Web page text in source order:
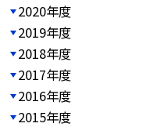
2020年度
2019年度
2018年度
2017年度
2016年度
2015年度